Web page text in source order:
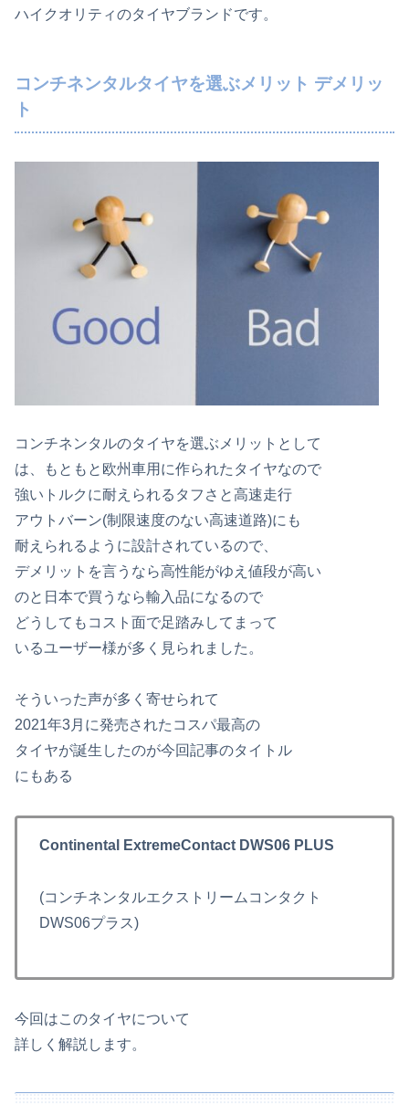
ハイクオリティのタイヤブランドです。
コンチネンタルタイヤを選ぶメリット デメリッ
ト
コンチネンタルのタイヤを選ぶメリットとして
は、もともと欧州車用に作られたタイヤなので
強いトルクに耐えられるタフさと高速走行
アウトバーン(制限速度のない高速道路)にも
耐えられるように設計されているので、
デメリットを言うなら高性能がゆえ値段が高い
のと日本で買うなら輸入品になるので
どうしてもコスト面で足踏みしてまって
いるユーザー様が多く見られました。
そういった声が多く寄せられて
2021年3月に発売されたコスパ最高の
タイヤが誕生したのが今回記事のタイトル
にもある
Continental ExtremeContact DWS06 PLUS
(コンチネンタルエクストリームコンタクト
DWS06プラス)
今回はこのタイヤについて
詳しく解説します。